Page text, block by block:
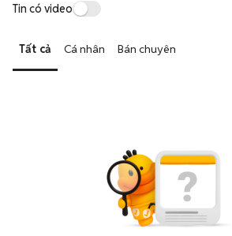
Tin có video
Tất cả Cá nhân Bán chuyên